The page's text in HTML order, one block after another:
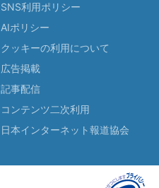
SNS利用ポリシー
AIポリシー
クッキーの利用について
広告掲載
記事配信
コンテンツ二次利用
日本インターネット報道協会